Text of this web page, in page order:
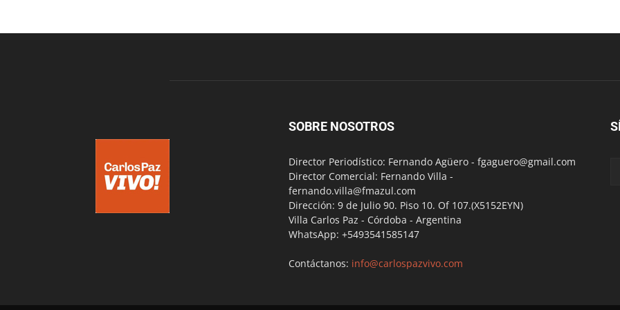
SOBRE NOSOTROS
Director Periodístico: Fernando Agüero - fgaguero@gmail.com
Director Comercial: Fernando Villa -
fernando.villa@fmazul.com
Dirección: 9 de Julio 90. Piso 10. Of 107.(X5152EYN)
Villa Carlos Paz - Córdoba - Argentina
WhatsApp: +5493541585147
Contáctanos: info@carlospazvivo.com